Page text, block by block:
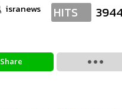
isranews HITS
Share